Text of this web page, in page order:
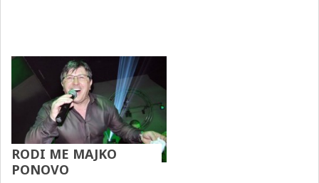
RODI ME MAJKO
PONOVO